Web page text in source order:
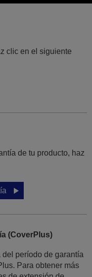
clic en el siguiente
de tu producto, haz
(CoverPlus)
del período de garantía
Para obtener más